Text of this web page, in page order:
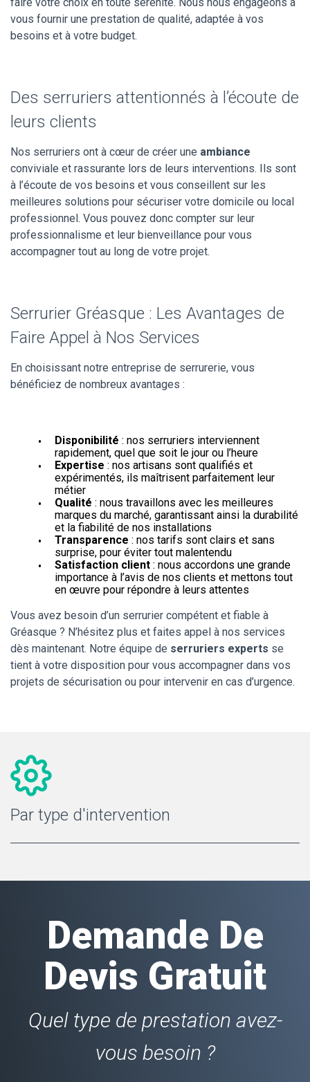
vous fournir une prestation de qualité, adaptée à vos
besoins et à votre budget.
Des serruriers attentionnés à l’écoute de
leurs clients
Nos serruriers ont à cœur de créer une ambiance
conviviale et rassurante lors de leurs interventions. Ils sont
à l’écoute de vos besoins et vous conseillent sur les
meilleures solutions pour sécuriser votre domicile ou local
professionnel. Vous pouvez donc compter sur leur
professionnalisme et leur bienveillance pour vous
accompagner tout au long de votre projet.
Serrurier Gréasque : Les Avantages de
Faire Appel à Nos Services
En choisissant notre entreprise de serrurerie, vous
bénéficiez de nombreux avantages :
Disponibilité : nos serruriers interviennent
rapidement, quel que soit le jour ou l’heure
Expertise : nos artisans sont qualifiés et
expérimentés, ils maîtrisent parfaitement leur
métier
Qualité : nous travaillons avec les meilleures
marques du marché, garantissant ainsi la durabilité
et la fiabilité de nos installations
Transparence : nos tarifs sont clairs et sans
surprise, pour éviter tout malentendu
Satisfaction client : nous accordons une grande
importance à l’avis de nos clients et mettons tout
en œuvre pour répondre à leurs attentes
Vous avez besoin d’un serrurier compétent et fiable à
Gréasque ? N’hésitez plus et faites appel à nos services
dès maintenant. Notre équipe de serruriers experts se
tient à votre disposition pour vous accompagner dans vos
projets de sécurisation ou pour intervenir en cas d’urgence.
Par type d'intervention
Demande De
Devis Gratuit
Quel type de prestation avez-
vous besoin ?